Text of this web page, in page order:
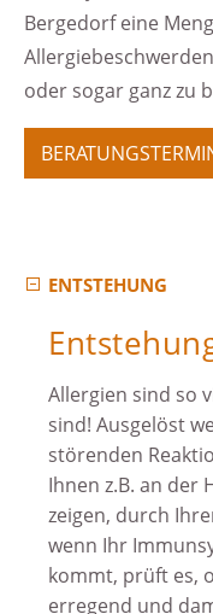
Bergedorf eine
oder sogar ganz zu
ENTSTEHUNG
Allergien sind so
sind! Ausgelöst
störenden
Ihnen z.B. an der
zeigen, durch
wenn Ihr
kommt, prüft es,
erregend und